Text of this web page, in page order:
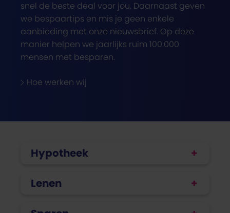
snel de beste deal voor jou. Daarnaast geven
we bespaartips en mis je geen enkele
aanbieding met onze nieuwsbrief. Op deze
manier helpen we jaarlijks ruim 100.000
mensen met besparen.
Hoe werken wij
Hypotheek
Lenen